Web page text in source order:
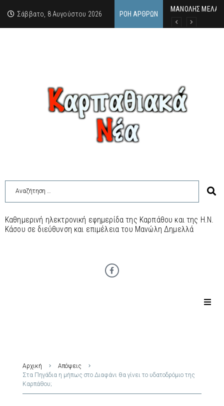
Σάββατο, 8 Αυγούστου 2026 ΡΟΉ ΆΡΘΡΩΝ
MΑΝΟΛΗΣ ΜΕΛΑΣ:
ΕΚΔΗΛΩΣΗ ΤΙΜΗΣ
Κάθε καλοκαίρι
Καθημερινή ηλεκτρονική εφημερίδα της Καρπάθου και της Η.Ν.
Κάσου σε διεύθυνση και επιμέλεια του Μανώλη Δημελλά
Αρχική
Απόψεις
Στα Πηγάδια η μήπως στο Διαφάνι θα γίνει το υδατοδρόμιο της
Καρπάθου;